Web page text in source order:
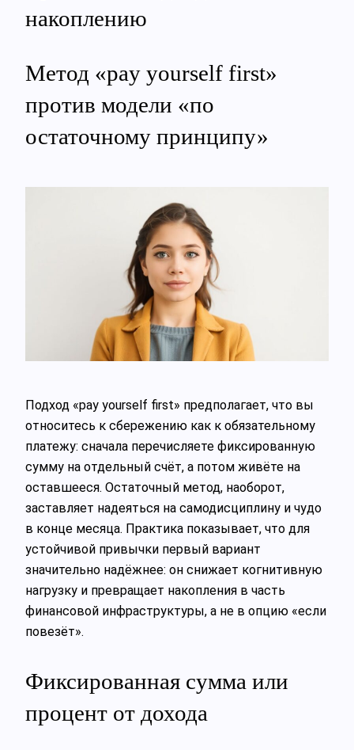
накоплению
Метод «pay yourself first»
против модели «по
остаточному принципу»
Подход «pay yourself first» предполагает, что вы
относитесь к сбережению как к обязательному
платежу: сначала перечисляете фиксированную
сумму на отдельный счёт, а потом живёте на
оставшееся. Остаточный метод, наоборот,
заставляет надеяться на самодисциплину и чудо
в конце месяца. Практика показывает, что для
устойчивой привычки первый вариант
значительно надёжнее: он снижает когнитивную
нагрузку и превращает накопления в часть
финансовой инфраструктуры, а не в опцию «если
повезёт».
Фиксированная сумма или
процент от дохода